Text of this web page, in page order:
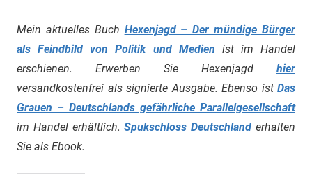
Mein aktuelles Buch Hexenjagd – Der mündige Bürger
als Feindbild von Politik und Medien ist im Handel
erschienen. Erwerben Sie Hexenjagd hier
versandkostenfrei als signierte Ausgabe. Ebenso ist Das
Grauen – Deutschlands gefährliche Parallelgesellschaft
im Handel erhältlich.Spukschloss Deutschland erhalten
Sie als Ebook.